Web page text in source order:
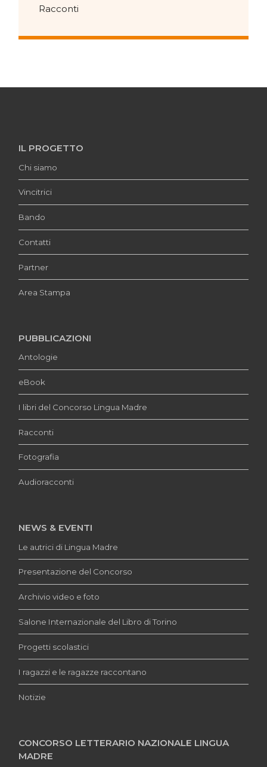
Racconti
IL PROGETTO
Chi siamo
Vincitrici
Bando
Contatti
Partner
Area Stampa
PUBBLICAZIONI
Antologie
eBook
I libri del Concorso Lingua Madre
Racconti
Fotografia
Audioracconti
NEWS & EVENTI
Le autrici di Lingua Madre
Presentazione del Concorso
Archivio video e foto
Salone Internazionale del Libro di Torino
Progetti scolastici
I ragazzi e le ragazze raccontano
Notizie
CONCORSO LETTERARIO NAZIONALE LINGUA
MADRE